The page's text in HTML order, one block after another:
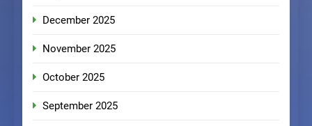
December 2025
November 2025
October 2025
September 2025